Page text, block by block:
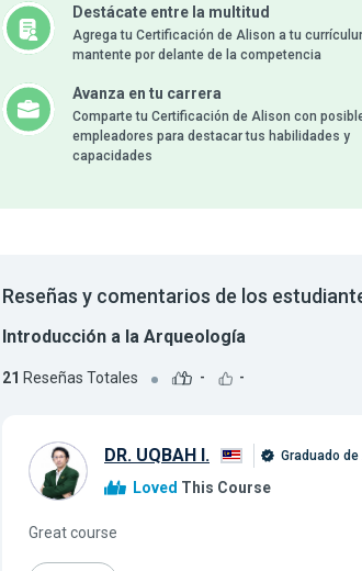
Destácate entre la multitud
Agrega tu Certificación de Alison a tu
mantente por delante de la competencia
Avanza en tu carrera
Comparte tu Certificación de Alison con
empleadores para destacar tus habilidades y
capacidades
Reseñas y comentarios de los
Introducción a la Arqueología
21 Reseñas Totales - -
DR. UQBAH I. Graduado
Loved This Course
Great course